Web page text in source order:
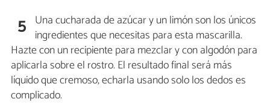
5 Una cucharada de azúcar y un limón son los únicos
ingredientes que necesitas para esta mascarilla.
Hazte con un recipiente para mezclar y con algodón para
aplicarla sobre el rostro. El resultado final será más
líquido que cremoso, echarla usando solo los dedos es
complicado.